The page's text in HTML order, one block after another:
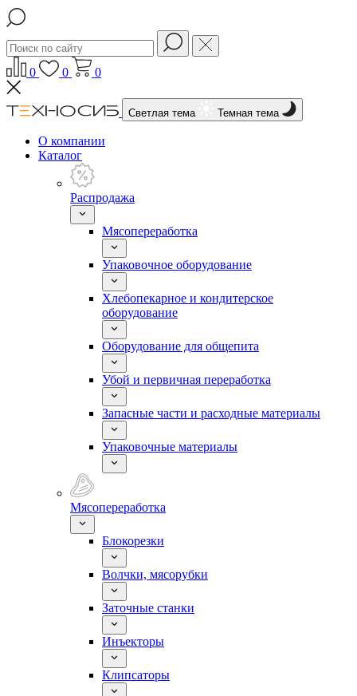
0 0 0
Светлая тема Темная тема
О компании
Каталог
Распродажа
Мясопереработка
Упаковочное оборудование
Хлебопекарное и кондитерское
оборудование
Оборудование для общепита
Убой и первичная переработка
Запасные части и расходные материалы
Упаковочные материалы
Мясопереработка
Блокорезки
Волчки, мясорубки
Заточные станки
Инъекторы
Клипсаторы